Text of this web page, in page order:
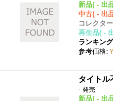
新品( - 出
中古( - 出
コレクター
再生品( -
ランキン
参考価格:
タイトル
- 発売
新品( - 出